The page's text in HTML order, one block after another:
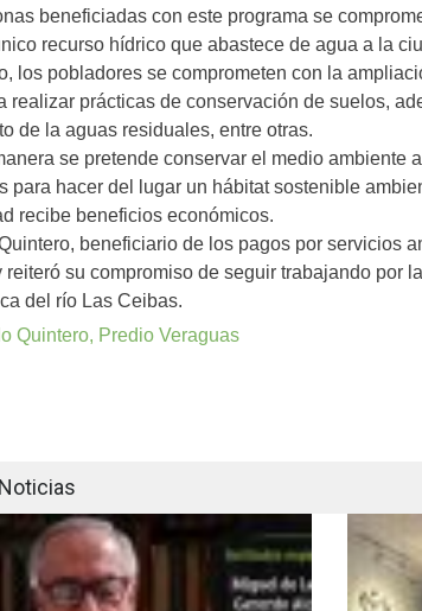
beneficiadas con este programa se
recurso hídrico que abastece de agua a la
los pobladores se comprometen con la
realizar prácticas de conservación de suelos,
de la aguas residuales, entre otras.
se pretende conservar el medio ambiente
para hacer del lugar un hábitat sostenible
recibe beneficios económicos.
beneficiario de los pagos por servicios
reiteró su compromiso de seguir trabajando por
del río Las Ceibas.